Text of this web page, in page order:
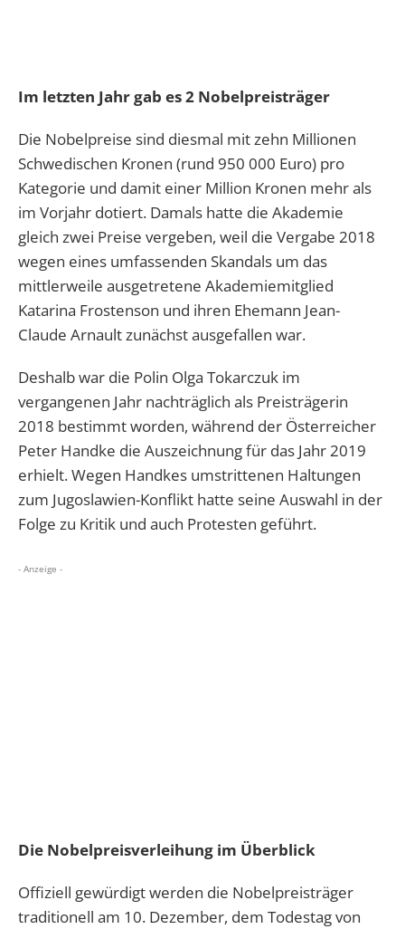
Im letzten Jahr gab es 2 Nobelpreisträger
Die Nobelpreise sind diesmal mit zehn Millionen
Schwedischen Kronen (rund 950 000 Euro) pro
Kategorie und damit einer Million Kronen mehr als
im Vorjahr dotiert. Damals hatte die Akademie
gleich zwei Preise vergeben, weil die Vergabe 2018
wegen eines umfassenden Skandals um das
mittlerweile ausgetretene Akademiemitglied
Katarina Frostenson und ihren Ehemann Jean-
Claude Arnault zunächst ausgefallen war.
Deshalb war die Polin Olga Tokarczuk im
vergangenen Jahr nachträglich als Preisträgerin
2018 bestimmt worden, während der Österreicher
Peter Handke die Auszeichnung für das Jahr 2019
erhielt. Wegen Handkes umstrittenen Haltungen
zum Jugoslawien-Konflikt hatte seine Auswahl in der
Folge zu Kritik und auch Protesten geführt.
- Anzeige -
Die Nobelpreisverleihung im Überblick
Offiziell gewürdigt werden die Nobelpreisträger
traditionell am 10. Dezember, dem Todestag von